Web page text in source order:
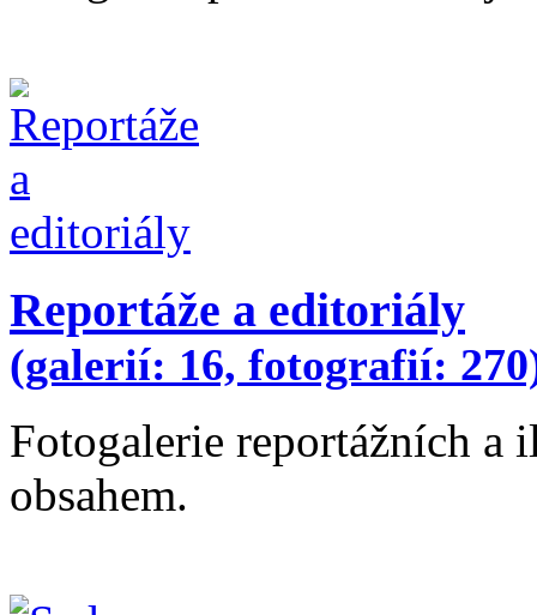
Reportáže a editoriály
(galerií: 16, fotografií:
Fotogalerie reportážních a
obsahem.